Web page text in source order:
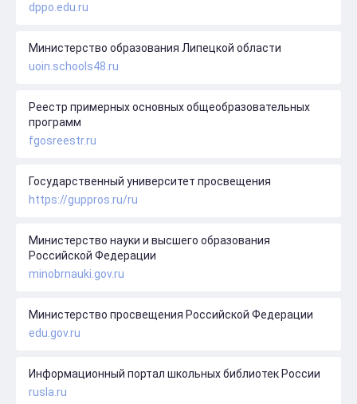
dppo.edu.ru
Министерство образования Липецкой области
uoin.schools48.ru
Реестр примерных основных общеобразовательных
программ
fgosreestr.ru
Государственный университет просвещения
https://guppros.ru/ru
Министерство науки и высшего образования
Российской Федерации
minobrnauki.gov.ru
Министерство просвещения Российской Федерации
edu.gov.ru
Информационный портал школьных библиотек России
rusla.ru